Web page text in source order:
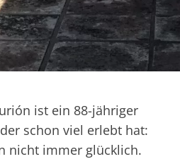
ist ein 88-jähriger
schon viel erlebt hat:
nicht immer glücklich.